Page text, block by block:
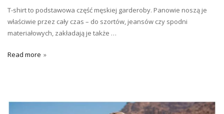
T-shirt to podstawowa część męskiej garderoby. Panowie noszą je
właściwie przez cały czas – do szortów, jeansów czy spodni
materiałowych, zakładają je także …
Read more